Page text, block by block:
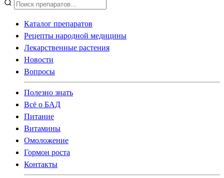
Каталог препаратов
Рецепты народной медицины
Лекарственные растения
Новости
Вопросы
Полезно знать
Всё о БАД
Питание
Витамины
Омоложение
Гормон роста
Контакты